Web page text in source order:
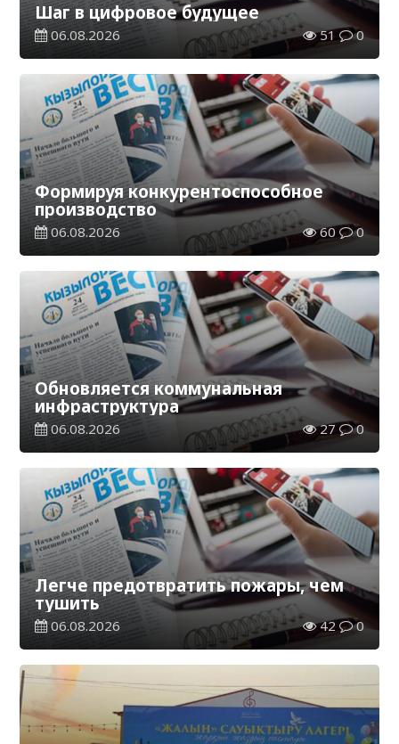
Шаг в цифровое будущее
06.08.2026 51 0
Формируя конкурентоспособное
производство
06.08.2026 60 0
Обновляется коммунальная
инфраструктура
06.08.2026 27 0
Легче предотвратить пожары, чем
тушить
06.08.2026 42 0